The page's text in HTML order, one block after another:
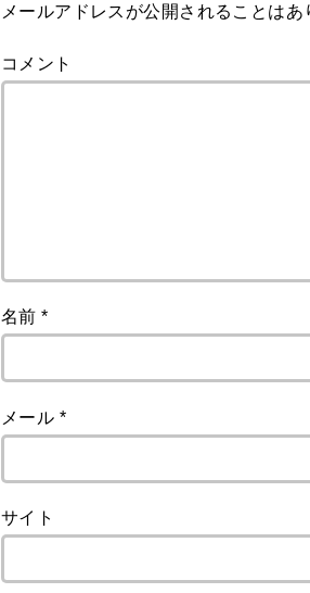
メールアドレスが公開されることはあ
コメント
名前*
メール *
サイト